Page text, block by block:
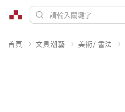
首頁 文具潮藝 美術/ 書法